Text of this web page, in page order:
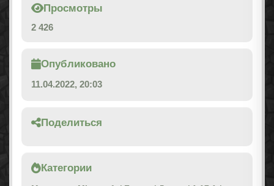
Просмотры
2 426
Опубликовано
11.04.2022, 20:03
Поделиться
Категории